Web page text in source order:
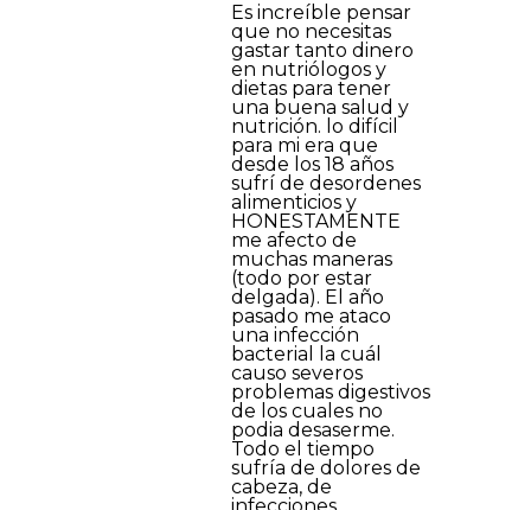
Es increíble pensar
que no necesitas
gastar tanto dinero
en nutriólogos y
dietas para tener
una buena salud y
nutrición. lo difícil
para mi era que
desde los 18 años
sufrí de desordenes
alimenticios y
HONESTAMENTE
me afecto de
muchas maneras
(todo por estar
delgada). El año
pasado me ataco
una infección
bacterial la cuál
causo severos
problemas digestivos
de los cuales no
podia desaserme.
Todo el tiempo
sufría de dolores de
cabeza, de